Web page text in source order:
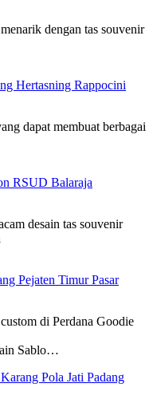
dengan tas souvenir
Hertasning Rappocini
dapat membuat berbagai
RSUD Balaraja
desain tas souvenir
Pejaten Timur Pasar
di Perdana Goodie
Sablo…
Pola Jati Padang